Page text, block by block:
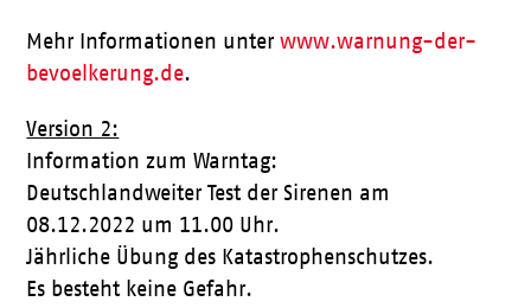
Mehr Informationen unterwww.warnung-der-
bevoelkerung.de.
Version 2:
Information zum Warntag:
Deutschlandweiter Test der Sirenen am
08.12.2022 um 11.00 Uhr.
Jährliche Übung des Katastrophenschutzes.
Es besteht keine Gefahr.